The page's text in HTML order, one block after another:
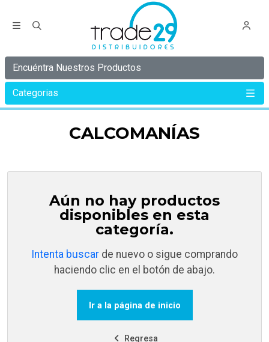
Encuéntra Nuestros Productos
Categorias
CALCOMANÍAS
Aún no hay productos
disponibles en esta
categoría.
Intenta buscar de nuevo o sigue comprando
haciendo clic en el botón de abajo.
Ir a la página de inicio
Regresa